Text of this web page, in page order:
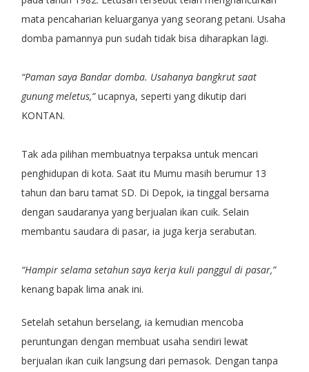
mata pencaharian keluarganya yang seorang petani. Usaha
domba pamannya pun sudah tidak bisa diharapkan lagi.
“Paman saya Bandar domba. Usahanya bangkrut saat
gunung meletus,”ucapnya, seperti yang dikutip dari
KONTAN.
Tak ada pilihan membuatnya terpaksa untuk mencari
penghidupan di kota. Saat itu Mumu masih berumur 13
tahun dan baru tamat SD. Di Depok, ia tinggal bersama
dengan saudaranya yang berjualan ikan cuik. Selain
membantu saudara di pasar, ia juga kerja serabutan.
“Hampir selama setahun saya kerja kuli panggul di pasar,”
kenang bapak lima anak ini.
Setelah setahun berselang, ia kemudian mencoba
peruntungan dengan membuat usaha sendiri lewat
berjualan ikan cuik langsung dari pemasok. Dengan tanpa